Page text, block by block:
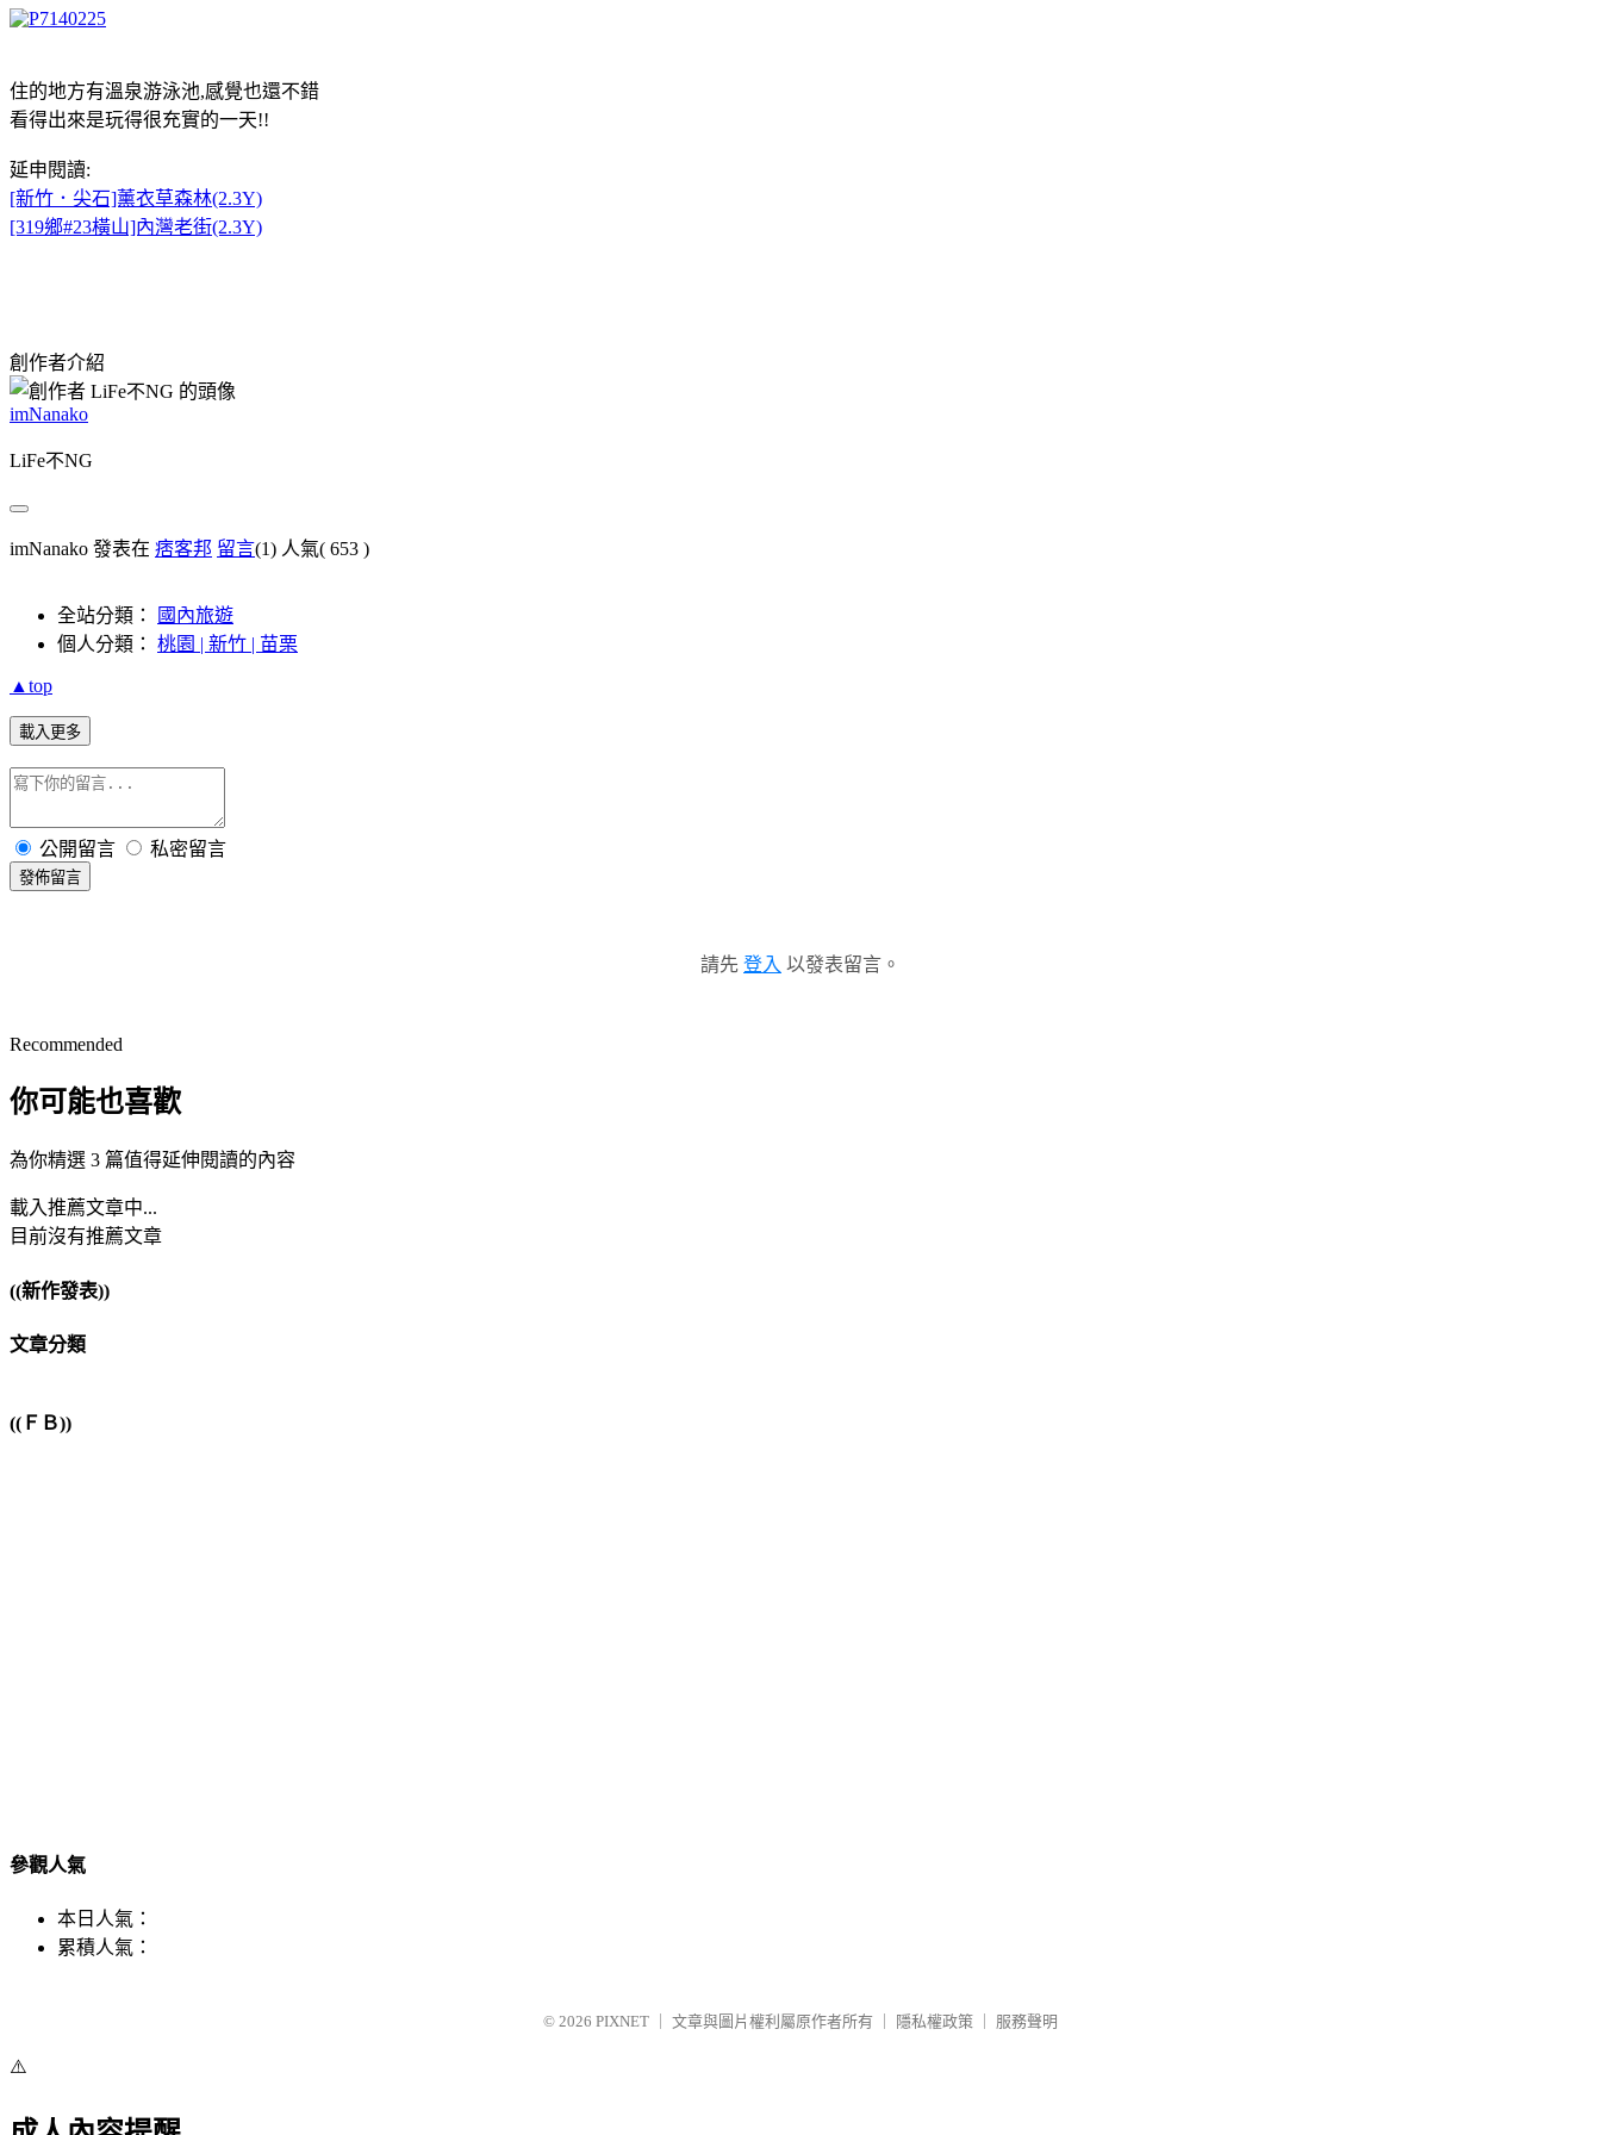
住的地方有溫泉游泳池,感覺也還不錯
看得出來是玩得很充實的一天!!
延申閱讀:
[新竹．尖石]薰衣草森林(2.3Y)
[319鄉#23橫山]內灣老街(2.3Y)
創作者介紹
imNanako
LiFe不NG
imNanako 發表在 痞客邦 留言(1) 人氣( 653 )
全站分類：
國內旅遊
個人分類： 桃園 | 新竹 | 苗栗
▲top
載入更多
公開留言 私密留言
發佈留言
請先 登入 以發表留言。
Recommended
你可能也喜歡
為你精選 3 篇值得延伸閱讀的內容
載入推薦文章中...
目前沒有推薦文章
((新作發表))
文章分類
((ＦＢ))
參觀人氣
本日人氣：
累積人氣：
© 2026 PIXNET 文章與圖片權利屬原作者所有 隱私權政策 服務聲明
⚠️